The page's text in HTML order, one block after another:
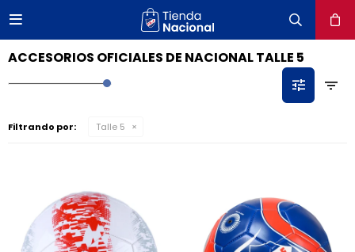

ACCESORIOS OFICIALES DE NACIONAL TALLE 5
Filtrando por: Talle 5
close